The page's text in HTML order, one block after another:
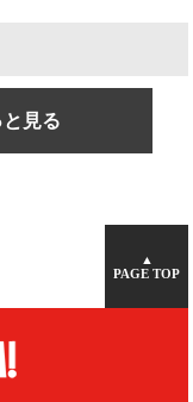
見る
▲
PAGE TOP